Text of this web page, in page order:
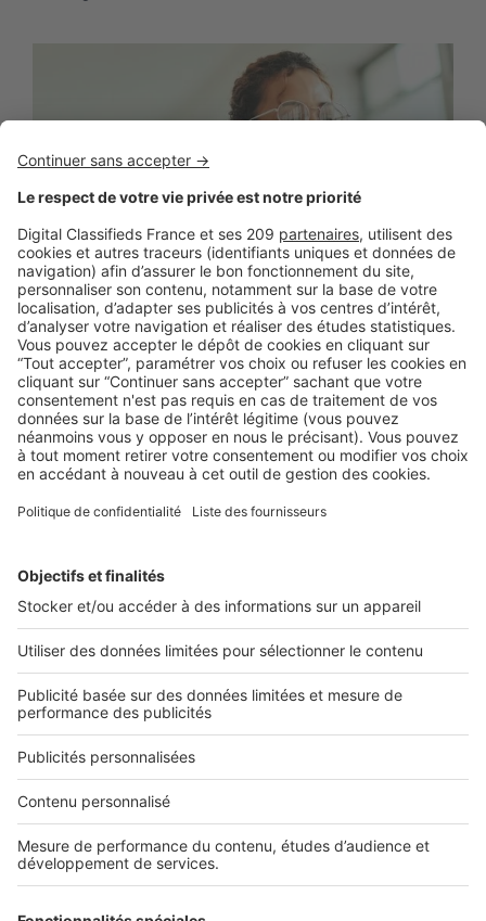
BUSINESS
Boost Social Immo : la solution pour
piloter et amplifier la visibilité de vos
annonces sur les réseaux sociaux
SeLoger lance aujourd’hui Boost Social Immo, un outil qui
vous donne la possibilité de mettre en avant ...
2 rue des Italiens 75009 Paris
01 53 38 80 00
Nos solutions pro